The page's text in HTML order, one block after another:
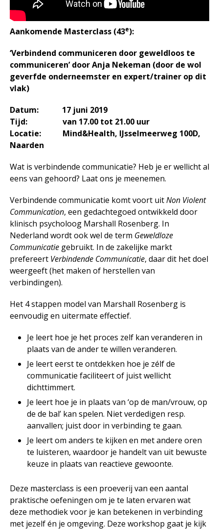
Bewegen
Humor
Passie
Ontspanning
Sociale contacten
Thuis
+31 6 534 707 84
Algemene Voorwaarden
Privacyreglement
Aankomende Masterclass (43e):
‘Verbindend communiceren door geweldloos te
communiceren’ door Anja Nekeman (door de wol
geverfde onderneemster en expert/trainer op dit
vlak)
Datum: 17 juni 2019
Tijd: van 17.00 tot 21.00 uur
Locatie: Mind&Health, IJsselmeerweg 100D,
Naarden
Wat is verbindende communicatie? Heb je er wellicht al
eens van gehoord? Laat ons je meenemen.
Verbindende communicatie komt voort uitNon Violent
Communication, een gedachtegoed ontwikkeld door
klinisch psycholoog Marshall Rosenberg. In
Nederland wordt ook wel de term Geweldloze
Communicatie gebruikt. In de zakelijke markt
prefereert Verbindende Communicatie, daar dit het doel
weergeeft (het maken of herstellen van
verbindingen).
Het 4 stappen model van Marshall Rosenberg is
eenvoudig en uitermate effectief.
Je leert hoe je het proces zelf kan veranderen in
plaats van de ander te willen veranderen.
Je leert eerst te ontdekken hoe je zélf de
communicatie faciliteert of juist wellicht
dichttimmert.
Je leert hoe je in plaats van ‘op de man/vrouw, op
de de bal’ kan spelen. Niet verdedigen resp.
aanvallen; juist door in verbinding te gaan.
Je leert om anders te kijken en met andere oren
te luisteren, waardoor je handelt van uit bewuste
keuze in plaats van reactieve gewoonte.
Deze masterclass is een proeverij van een aantal
praktische oefeningen om je te laten ervaren wat
deze methodiek voor je kan betekenen in verbinding
met jezelf én je omgeving. Deze workshop gaat je kijk